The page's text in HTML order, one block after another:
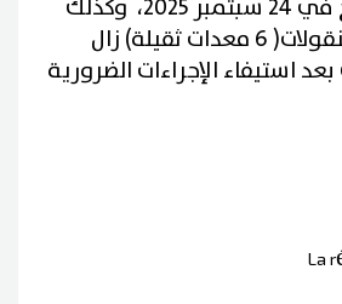
لسنة 2025 المؤرخ في 24 سبتمبر 2025، وكذلك
لتنظيم بتة لبيع منقولات( 6 معدات ثقيلة) زال
بعد استيفاء الإجراءات الضرورية
La